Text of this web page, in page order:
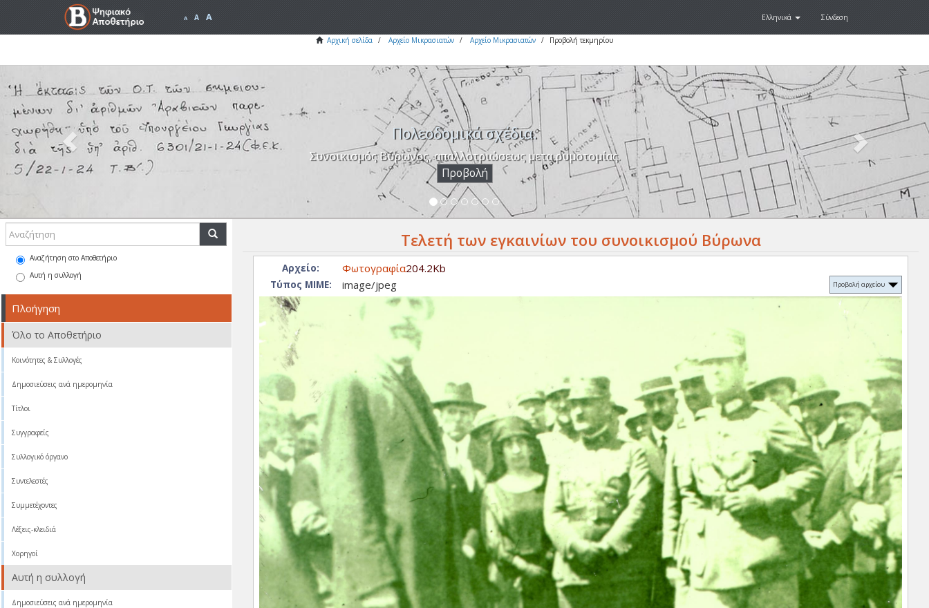
A A A Ελληνικά Σύνδεση
Αρχική σελίδα Αρχείο Μικρασιατών Αρχείο Μικρασιατών Προβολή τεκμηρίου
Πολεοδομικά σχέδια.
Συνοικισμός Βύρωνος, απαλλοτριώσεως μετα ρυμοτομίας.
Προβολή
Next
Τελετή των εγκαινίων του συνοικισμού Βύρωνα
Αρχείο: Φωτογραφία204.2Kb
Προβολή αρχείου
Τύπος ΜΙΜΕ: image/jpeg
Αναζήτηση στο Αποθετήριο
Αυτή η συλλογή
Πλοήγηση
Όλο το Αποθετήριο
Κοινότητες & Συλλογές
Δημοσιεύσεις ανά ημερομηνία
Τίτλοι
Συγγραφείς
Συλλογικό όργανο
Συντελεστές
Συμμετέχοντες
Λέξεις-κλειδιά
Χορηγοί
Αυτή η συλλογή
Δημοσιεύσεις ανά ημερομηνία